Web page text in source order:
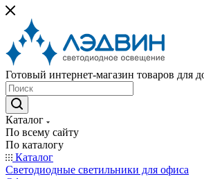
Готовый интернет-магазин товаров для
Каталог
По всему сайту
По каталогу
Каталог
Светодиодные светильники для офиса